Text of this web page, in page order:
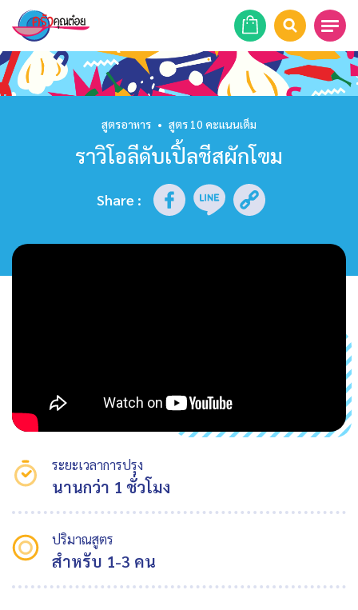
หน้าแรก
ร้านอาหาร
รายการย้อนหลัง
สูตรอาหาร • สูตร 10 คะแนนเต็ม
ราวิโอลีดับเปิ้ลชีสผักโขม
Share :
ระยะเวลาการปรุง
นานกว่า 1 ชั่วโมง
ปริมาณสูตร
สำหรับ 1-3 คน